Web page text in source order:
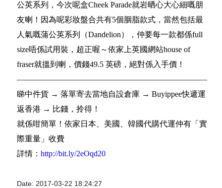
公英系列，今次呢盒Cheek Parade就岩晒心大心細嘅朋
友喇！因為呢彩妝盤合共有5個胭脂款式，當然包括最
人氣嘅蒲公英系列（Dandelion），仲要每一款都係full
size唔係試用裝，超正喔～依家上英國網站house of
fraser就搵到喇，價錢49.5 英磅，絕對係入手價！
————————————————————————
睇中件貨 → 落單寄去當地自設倉庫 → Buyippee快遞運
返香港 → 比錢，拎得！
就係咁簡單！依家日本、美國、韓國代購代運仲有「實
際重量」收費
詳情： http://bit.ly/2eOqd20
Date: 2017-03-22 18:24:27